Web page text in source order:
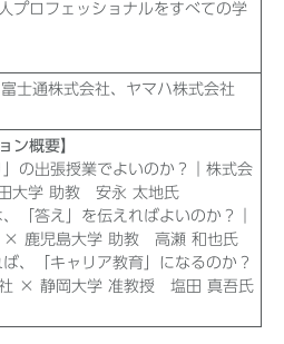
プロフェッショナルをすべての学
士通株式会社、ヤマハ株式会社
ン概要】
の出張授業でよいのか？｜株式会
大学 助教 安永 太地氏
「答え」を伝えればよいのか？｜
× 鹿児島大学 助教 高瀬 和也氏
、「キャリア教育」になるのか？
社 × 静岡大学 准教授 塩田 真吾氏